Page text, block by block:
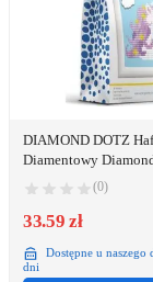
DIAMOND DOTZ
Diamentowy
Diamentowa mozaika
9,5x9,5cm DD1043F
(0)
33.59 zł
Dostępne u naszego
dni